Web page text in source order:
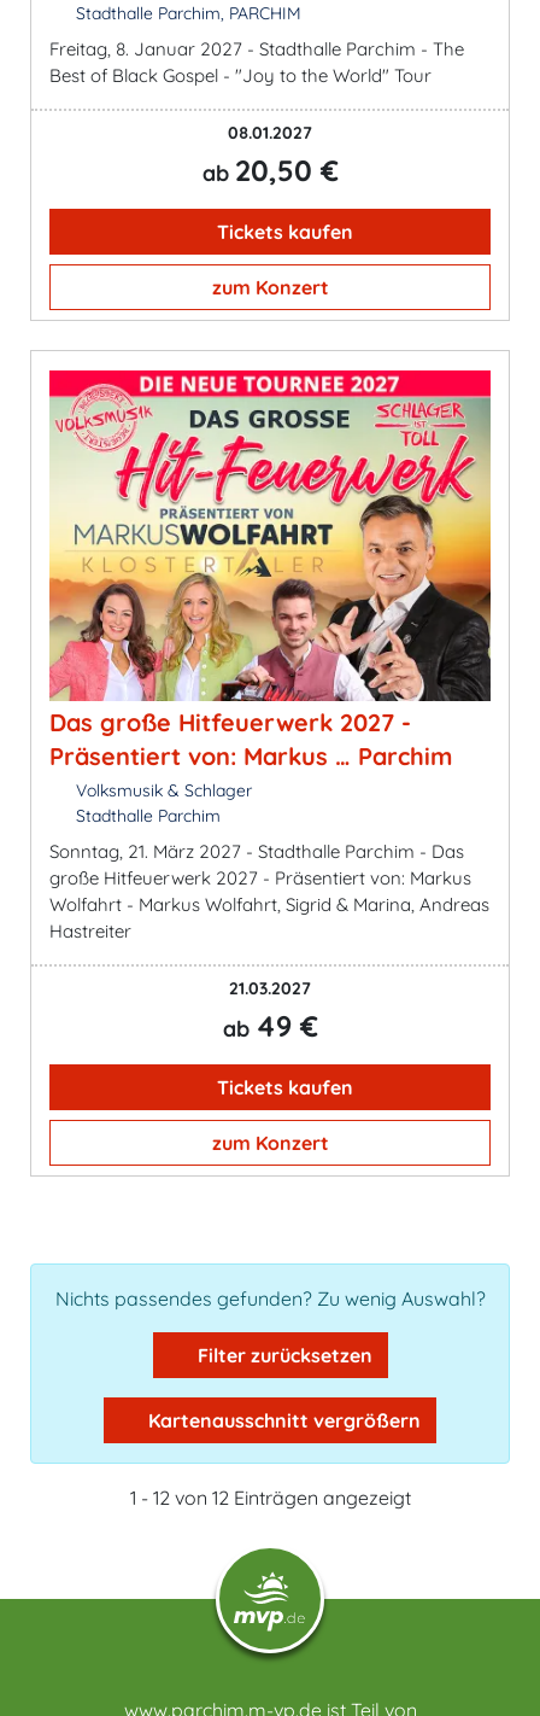
Stadthalle Parchim, PARCHIM
Freitag, 8. Januar 2027 - Stadthalle Parchim - The
Best of Black Gospel - "Joy to the World" Tour
08.01.2027
ab 20,50 €
Tickets kaufen
zum Konzert
Das große Hitfeuerwerk 2027 -
Präsentiert von: Markus … Parchim
Volksmusik & Schlager
Stadthalle Parchim
Sonntag, 21. März 2027 - Stadthalle Parchim - Das
große Hitfeuerwerk 2027 - Präsentiert von: Markus
Wolfahrt - Markus Wolfahrt, Sigrid & Marina, Andreas
Hastreiter
21.03.2027
ab 49 €
Tickets kaufen
zum Konzert
Nichts passendes gefunden? Zu wenig Auswahl?
Filter zurücksetzen
Kartenausschnitt vergrößern
1 - 12 von 12 Einträgen angezeigt
www.parchim.m-vp.de ist Teil von